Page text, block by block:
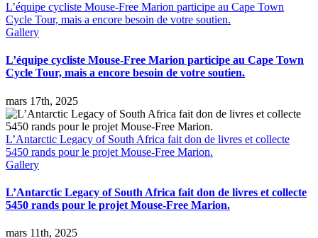
L’équipe cycliste Mouse-Free Marion participe au Cape Town
Cycle Tour, mais a encore besoin de votre soutien.
Gallery
L’équipe cycliste Mouse-Free Marion participe au Cape Town
Cycle Tour, mais a encore besoin de votre soutien.
mars 17th, 2025
L’Antarctic Legacy of South Africa fait don de livres et collecte
5450 rands pour le projet Mouse-Free Marion.
Gallery
L’Antarctic Legacy of South Africa fait don de livres et collecte
5450 rands pour le projet Mouse-Free Marion.
mars 11th, 2025